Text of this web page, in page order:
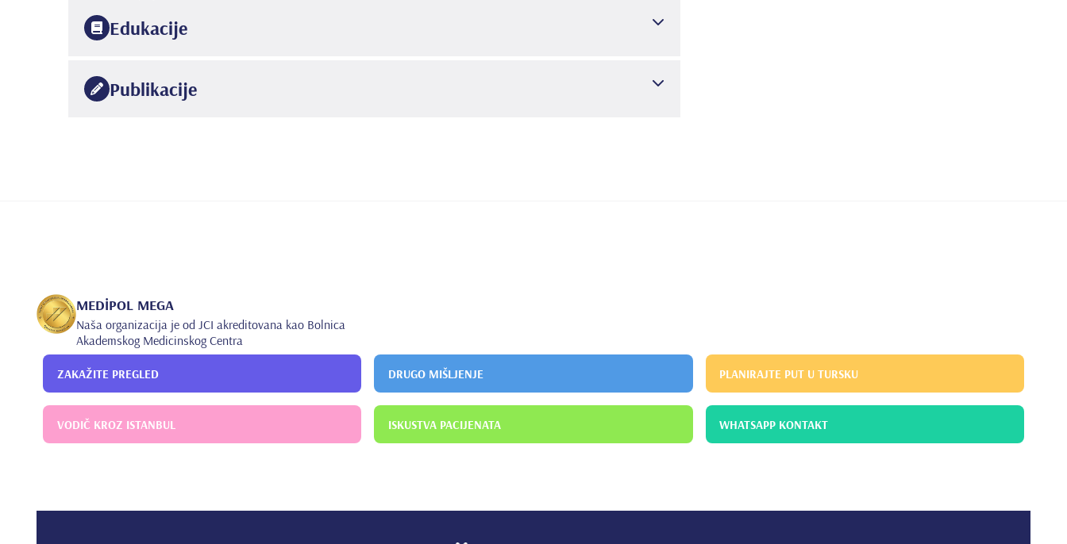
Edukacije
İstanbul Medipol Üniversitesi
Publikacije
MEDİPOL MEGA
Naša organizacija je od JCI akreditovana kao Bolnica
Akademskog Medicinskog Centra
ZAKAŽITE PREGLED DRUGO MIŠLJENJE PLANIRAJTE PUT U TURSKU
VODIČ KROZ ISTANBUL ISKUSTVA PACIJENATA WHATSAPP KONTAKT